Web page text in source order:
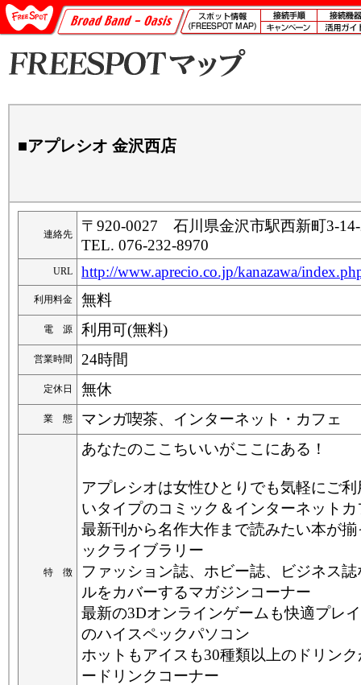
■アプレシオ 金沢西店
連絡先
〒920-0027 石川県金沢市駅西新町3-
TEL. 076-232-8970
URL http://www.aprecio.co.jp/kanazawa/
利用料金 無料
電 源 利用可(無料)
営業時間 24時間
定休日 無休
業 態 マンガ喫茶、インターネット・カフェ
特 徴
あなたのここちいいがここにある！
アプレシオは女性ひとりでも気軽にご
いタイプのコミック＆インターネットカ
最新刊から名作大作まで読みたい本が
ックライブラリー
ファッション誌、ホビー誌、ビジネス
ルをカバーするマガジンコーナー
最新の3Dオンラインゲームも快適プレ
のハイスペックパソコン
ホットもアイスも30種類以上のドリン
ードリンクコーナー